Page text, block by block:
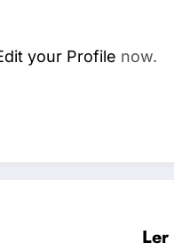
your Profile now.